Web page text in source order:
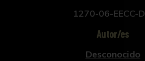
1270-06-EECC-
Autor/es
Desconocido